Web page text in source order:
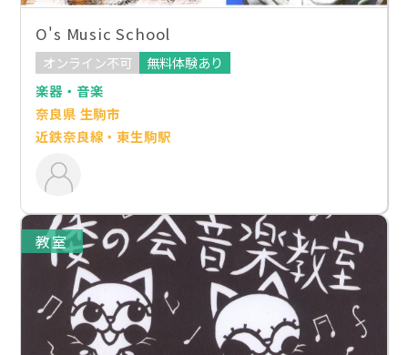
O's Music School
オンライン不可
無料体験あり
楽器・音楽
奈良県 生駒市
近鉄奈良線・東生駒駅
教室